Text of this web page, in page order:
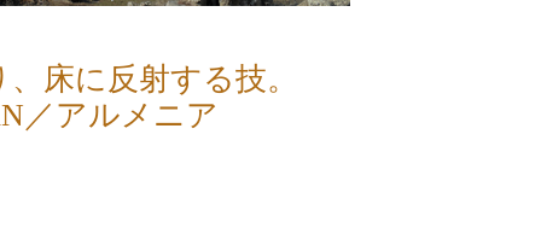
床に反射する技。
／アルメニア